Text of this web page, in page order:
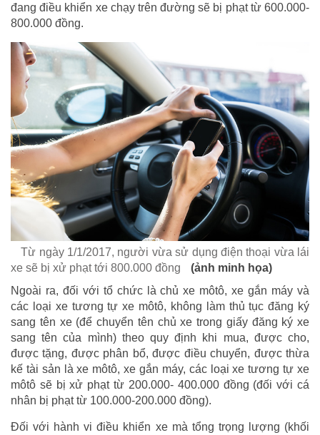
đang điều khiển xe chạy trên đường sẽ bị phạt từ 600.000-
800.000 đồng.
Từ ngày 1/1/2017, người vừa sử dụng điện thoại vừa lái
xe sẽ bị xử phạt tới 800.000 đồng
(ảnh minh họa)
Ngoài ra, đối với tổ chức là chủ xe môtô, xe gắn máy và
các loại xe tương tự xe môtô, không làm thủ tục đăng ký
sang tên xe (để chuyển tên chủ xe trong giấy đăng ký xe
sang tên của mình) theo quy định khi mua, được cho,
được tặng, được phân bổ, được điều chuyển, được thừa
kế tài sản là xe môtô, xe gắn máy, các loại xe tương tự xe
môtô sẽ bị xử phạt từ 200.000- 400.000 đồng (đối với cá
nhân bị phạt từ 100.000-200.000 đồng).
Đối với hành vi điều khiển xe mà tổng trọng lượng (khối